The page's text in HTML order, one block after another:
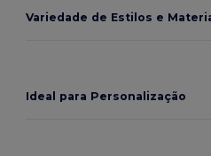
Variedade de Estilos e
Ideal para Personalização